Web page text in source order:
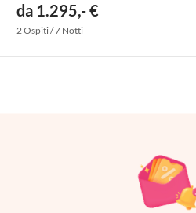
da 1.295,- €
2 Ospiti / 7 Notti